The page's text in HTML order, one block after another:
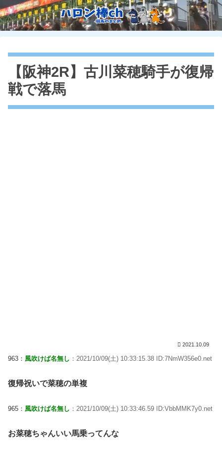
【阪神2R】古川菜穂騎手が復帰
戦で落馬
2021.10.09
963： 風吹けば名無し ：2021/10/09(土) 10:33:15.38 ID:7NmW356e0.net
復帰祝いで菜穂の単複
965： 風吹けば名無し ：2021/10/09(土) 10:33:46.59 ID:VbbMMK7y0.net
お菜穂ちゃんいい馬乗ってんな